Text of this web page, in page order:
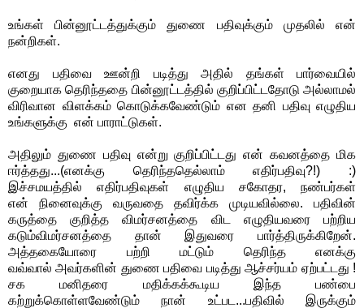
உங்கள் பின்னூட்டத்துக்கும் துணை பதிவுக்கும் முதலில் என்
நன்றிகள்.
எனது பதிவை ஊன்றி படித்து அதில் தங்கள் பார்வையில்
குறையாக தெரிந்ததை பின்னூட்டத்தில் குறிப்பிட்டதோடு அல்லாமல்
விரிவான விளக்கம் கொடுக்கவேண்டும் என தனி பதிவு எழுதிய
உங்களுக்கு என் பாராட்டுகள்.
அதிலும் துணை பதிவு என்று குறிப்பிட்டது என் கவனத்தை மிக
ஈர்த்தது...(எனக்கு தெரிந்ததெல்லாம் எதிர்பதிவு?!) :)
இச்சமயத்தில் எதிர்பதிவுகள் எழுதிய சகோதர, நண்பர்கள்
என் நினைவுக்கு வருவதை தவிர்க்க முடியவில்லை. பதிவின்
கருத்தை குறித்த விமர்சனத்தை விட எழுதியவரை பற்றிய
கடும்விமர்சனத்தை தான் இதுவரை பார்த்திருக்கிறேன்.
அத்தகையோரை பற்றி மட்டும் தெரிந்த எனக்கு
வவ்வால் அவர்களின் துணை பதிவை படித்து ஆச்சர்யம் ஏற்பட்டது !
சக மனிதரை மதிக்கக்கூடிய இந்த பண்பை
கற்றுக்கொள்ளவேண்டும் நான் உட்பட...பதிவில் இருக்கும்